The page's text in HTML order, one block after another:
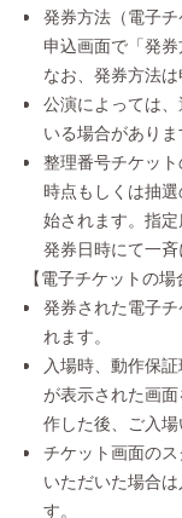
発券方法（電子
申込画面で「発
なお、発券方法
公演によっては
いる場合がありま
整理番号チケッ
時点もしくは抽
始されます。指
発券日時にて一斉
【電子チケットの場
発券された電子
れます。
入場時、動作保
が表示された画
作した後、ご入場
チケット画面の
いただいた場合
す。